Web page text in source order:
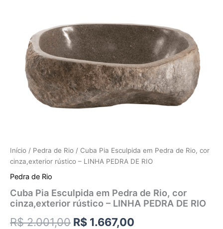
Início / Pedra de Rio / Cuba Pia Esculpida em Pedra de Rio, cor
cinza,exterior rústico – LINHA PEDRA DE RIO
Pedra de Rio
Cuba Pia Esculpida em Pedra de Rio, cor
cinza,exterior rústico – LINHA PEDRA DE RIO
R$2.001,00 R$ 1.667,00